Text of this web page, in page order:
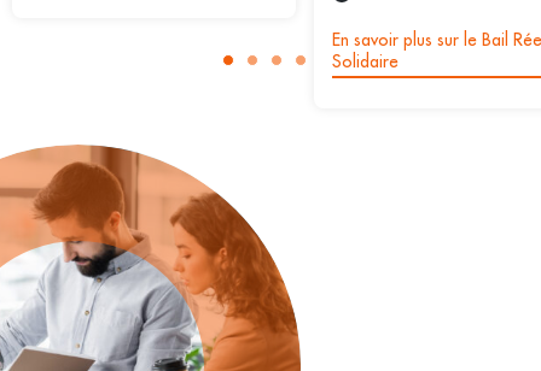
En savoir plus sur le Bail
Solidaire